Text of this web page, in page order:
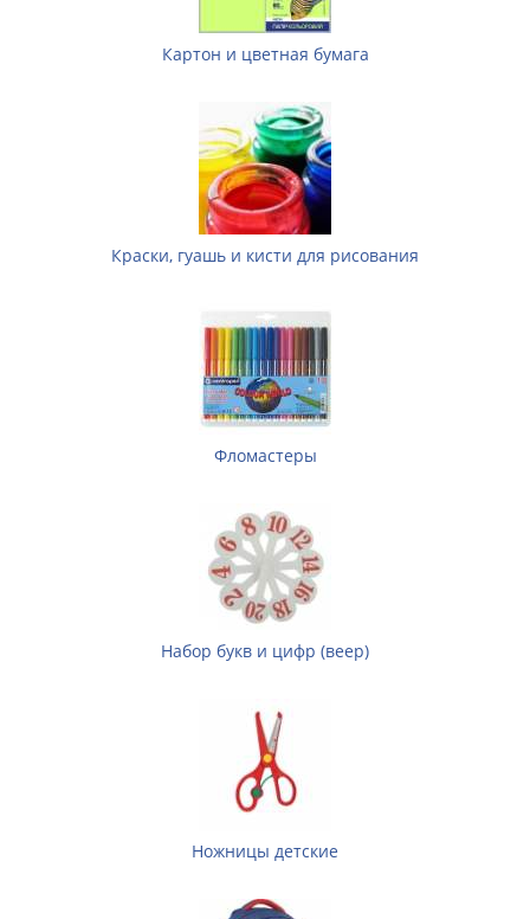
Картон и цветная бумага
Краски, гуашь и кисти для рисования
Фломастеры
Набор букв и цифр (веер)
Ножницы детские